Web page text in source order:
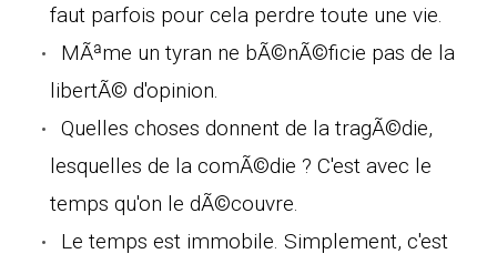
faut parfois pour cela perdre toute une vie.
MÃªme un tyran ne bÃ©nÃ©ficie pas de la
libertÃ© d'opinion.
Quelles choses donnent de la tragÃ©die,
lesquelles de la comÃ©die ? C'est avec le
temps qu'on le dÃ©couvre.
Le temps est immobile. Simplement, c'est